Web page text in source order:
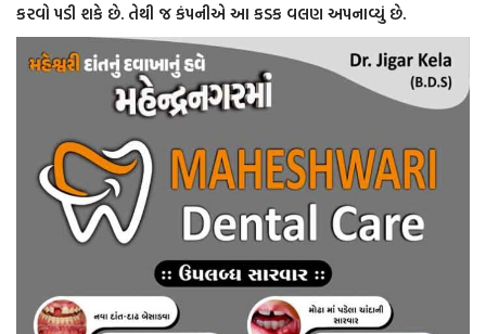
કરવો પડી શકે છે. તેથી જ કંપનીએ આ કડક વલણ અપનાવ્યું છે.